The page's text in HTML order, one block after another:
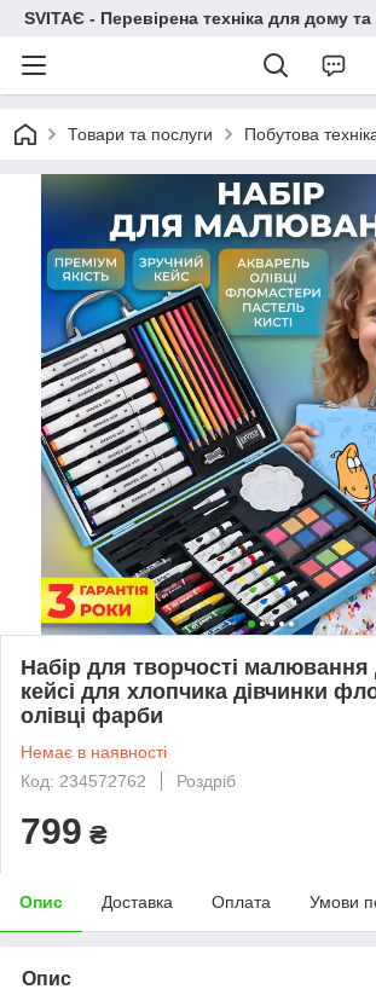
SVITAЄ - Перевірена техніка для дому
Товари та послуги Побутова
Набір для творчості малювання
кейсі для хлопчика дівчинки
олівці фарби
Немає в наявності
Код: 234572762
Роздріб
799 ₴
Опис Доставка Оплата Умови
Опис